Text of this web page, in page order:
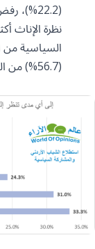
نظرة الإناث
(56.7%) من الشباب وبفارق يتجاوز 12% لصالح الشابات.